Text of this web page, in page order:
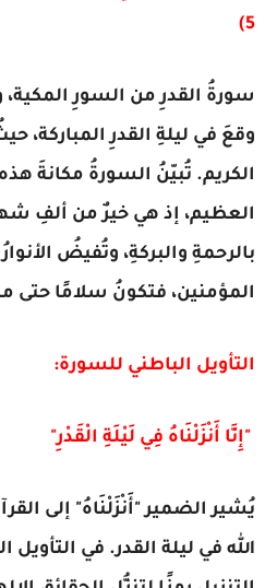
5)
سورةُ القدرِ من السورِ المكية،
وقعَ في ليلةِ القدرِ المباركة،
الكريم. تُبيّنُ السورةُ مكانةَ
العظيم، إذ هي خيرٌ من ألفِ
بالرحمةِ والبركةِ، وتُفيضُ
المؤمنين، فتكونُ سلامًا حتى
التأويل الباطني للسورة:
"إِنَّا أَنْزَلْنَاهُ فِي لَيْلَةِ الْقَدْرِ"
يُشير الضمير "أَنْزَلْنَاهُ" إلى
الله في ليلة القدر. في التأويل